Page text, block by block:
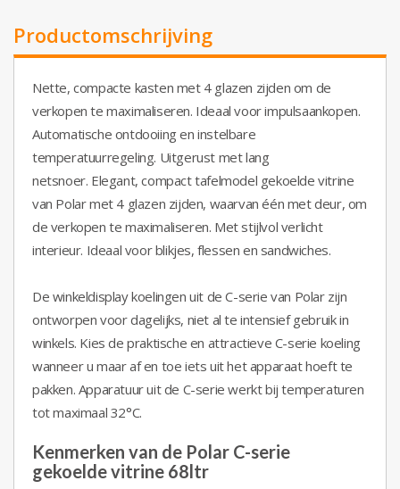
Productomschrijving
Nette, compacte kasten met 4 glazen zijden om de
verkopen te maximaliseren. Ideaal voor impulsaankopen.
Automatische ontdooiing en instelbare
temperatuurregeling. Uitgerust met lang
netsnoer. Elegant, compact tafelmodel gekoelde vitrine
van Polar met 4 glazen zijden, waarvan één met deur, om
de verkopen te maximaliseren. Met stijlvol verlicht
interieur. Ideaal voor blikjes, flessen en sandwiches.
De winkeldisplay koelingen uit de C-serie van Polar zijn
ontworpen voor dagelijks, niet al te intensief gebruik in
winkels. Kies de praktische en attractieve C-serie koeling
wanneer u maar af en toe iets uit het apparaat hoeft te
pakken. Apparatuur uit de C-serie werkt bij temperaturen
tot maximaal 32°C.
Kenmerken van de Polar C-serie
gekoelde vitrine 68ltr